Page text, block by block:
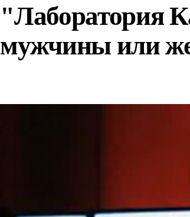
"Лаборатория
мужчины или